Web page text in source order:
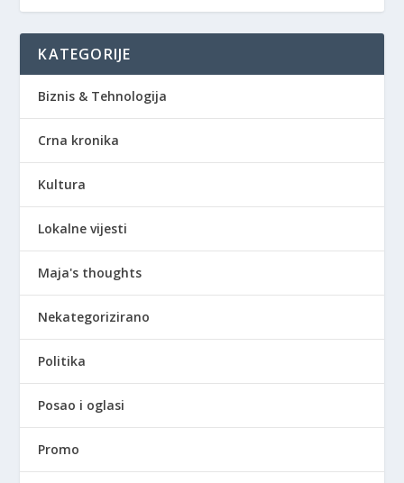
KATEGORIJE
Biznis & Tehnologija
Crna kronika
Kultura
Lokalne vijesti
Maja's thoughts
Nekategorizirano
Politika
Posao i oglasi
Promo